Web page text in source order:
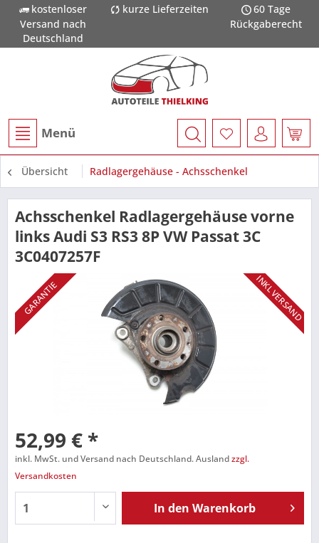
kostenloser
Versand nach
Deutschland
kurze Lieferzeiten
60 Tage
Rückgaberecht
Menü
Übersicht Radlagergehäuse - Achsschenkel
Achsschenkel Radlagergehäuse vorne
links Audi S3 RS3 8P VW Passat 3C
3C0407257F
GARANTIE INKL VERSAND
52,99 € *
inkl. MwSt. und Versand nach Deutschland. Auslandzzgl.
Versandkosten
In den Warenkorb